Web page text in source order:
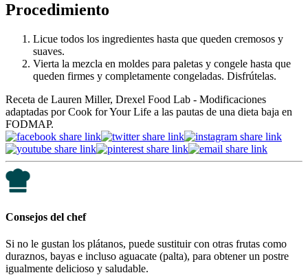
Procedimiento
Licue todos los ingredientes hasta que queden cremosos y
suaves.
Vierta la mezcla en moldes para paletas y congele hasta que
queden firmes y completamente congeladas. Disfrútelas.
Receta de Lauren Miller, Drexel Food Lab - Modificaciones
adaptadas por Cook for Your Life a las pautas de una dieta baja en
FODMAP.
Consejos del chef
Si no le gustan los plátanos, puede sustituir con otras frutas como
duraznos, bayas e incluso aguacate (palta), para obtener un postre
igualmente delicioso y saludable.